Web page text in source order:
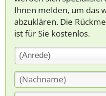
Ihnen melden, um das
abzuklären. Die
ist für Sie kostenlos.
(Anrede)